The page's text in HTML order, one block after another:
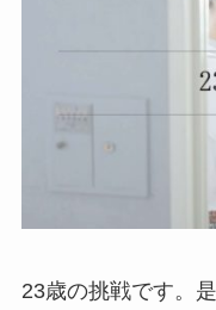
23歳の挑戦です。